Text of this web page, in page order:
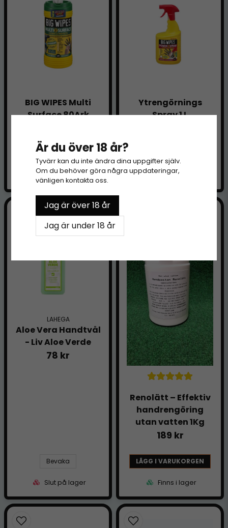
BIG WIPES Multi
Surface 80Ark
LÄGG I VARUKORGEN
Finns i lager
Ytrengörnings
Spray 1 L
Finns i lager
LAHEGA
Aloe Vera Handtvål
- Liv Aloe Verde
78 kr
Bevaka
Slut på lager
Renolätt – Effektiv
handrengöring
utan vatten 1Kg
189 kr
LÄGG I VARUKORGEN
Finns i lager
Är du över 18 år?
Tyvärr kan du inte ändra dina uppgifter själv.
Om du behöver göra några uppdateringar,
vänligen kontakta oss.
Jag är över 18 år
Jag är under 18 år